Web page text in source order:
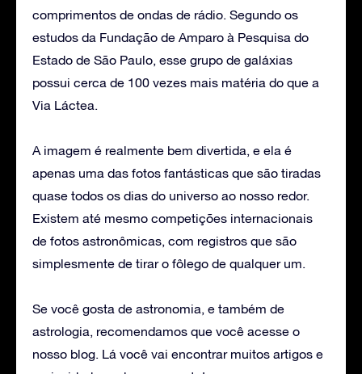
comprimentos de ondas de rádio. Segundo os
estudos da Fundação de Amparo à Pesquisa do
Estado de São Paulo, esse grupo de galáxias
possui cerca de 100 vezes mais matéria do que a
Via Láctea.
A imagem é realmente bem divertida, e ela é
apenas uma das fotos fantásticas que são tiradas
quase todos os dias do universo ao nosso redor.
Existem até mesmo competições internacionais
de fotos astronômicas, com registros que são
simplesmente de tirar o fôlego de qualquer um.
Se você gosta de astronomia, e também de
astrologia, recomendamos que você acesse o
nosso blog. Lá você vai encontrar muitos artigos e